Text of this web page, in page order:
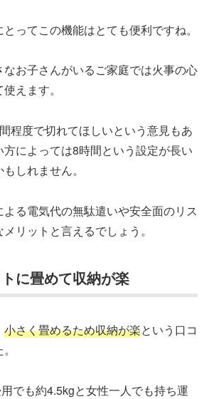
ってこの機能はとても便利ですね。
お子さんがいるご家庭では火事の心
えます。
程度で切れてほしいという意見もあ
方によっては8時間という設定が長い
しれません。
る電気代の無駄遣いや安全面のリス
リットと言えるでしょう。
に畳めて収納が楽
小さく畳めるため収納が楽という口コ
でも約4.5kgと女性一人でも持ち運